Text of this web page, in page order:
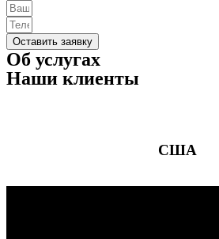
Оставить заявку
Об услугах
Проиграть видео
Проиграть видео
Проиграть видео
Наши клиенты
США